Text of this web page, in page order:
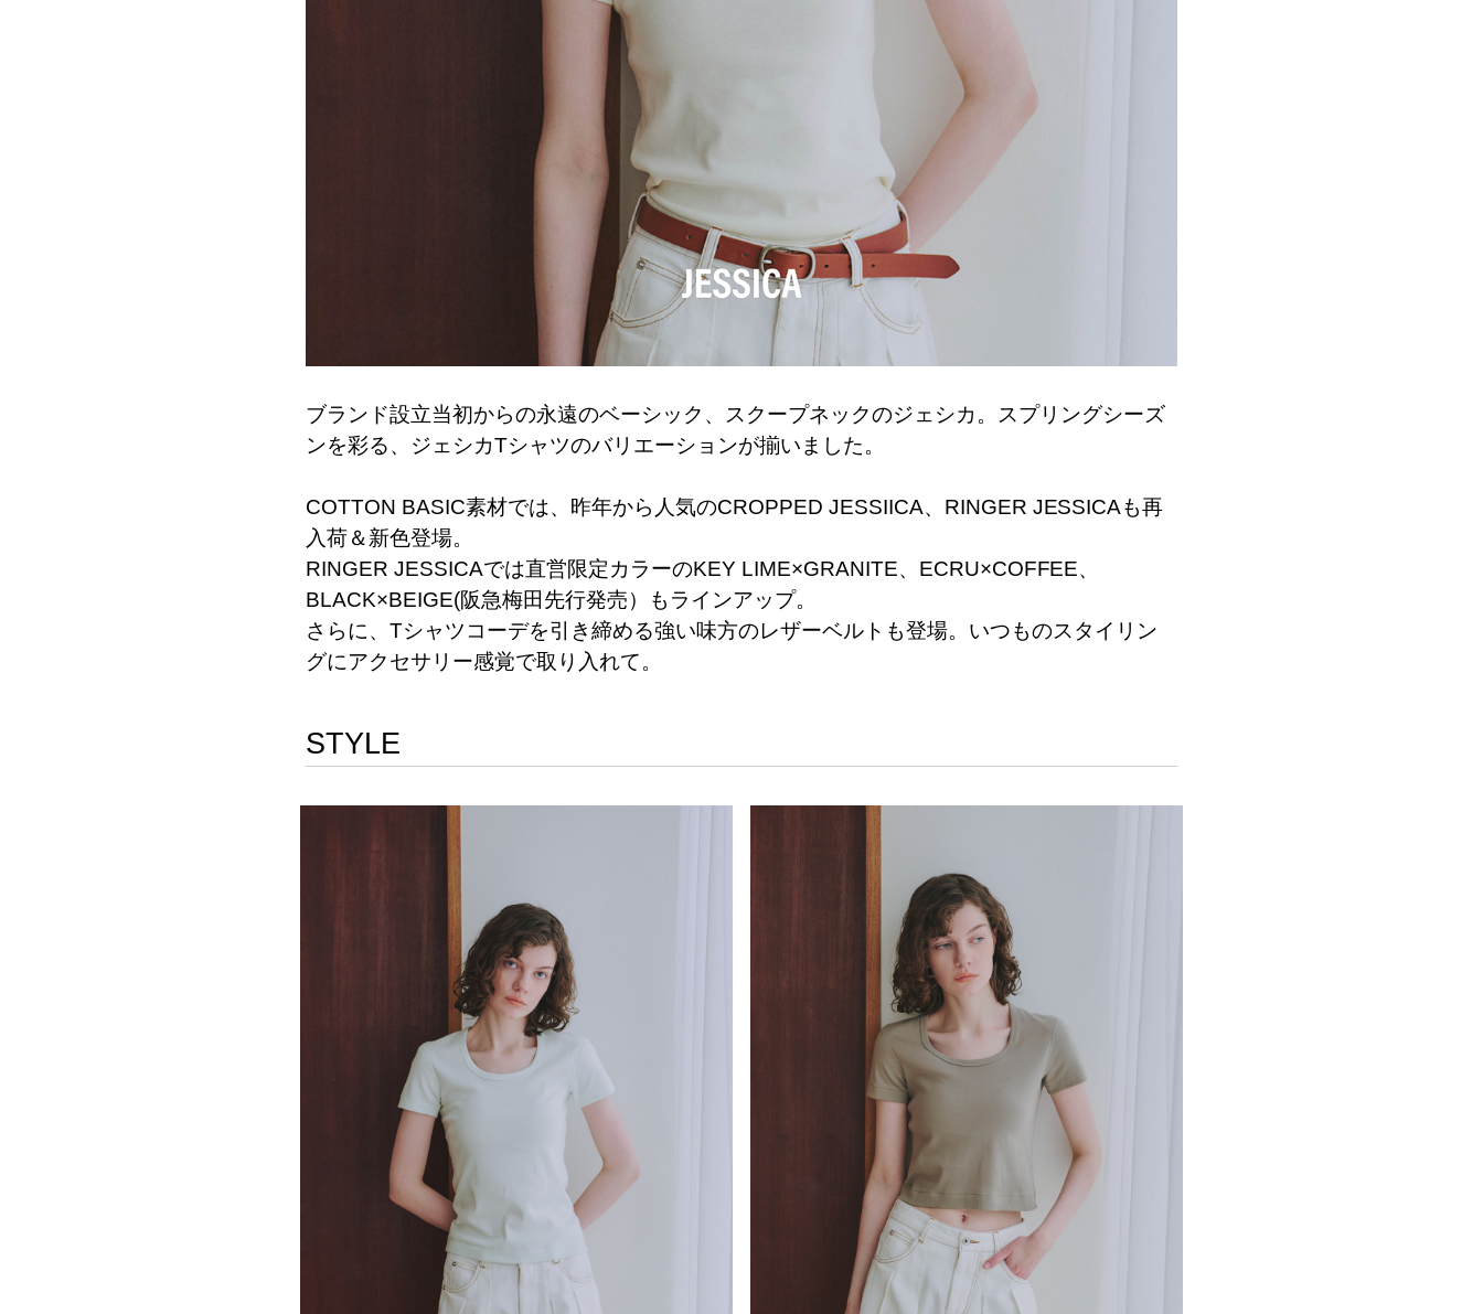
ブランド設立当初からの永遠のベーシック、スクープネックのジェシカ。スプリングシーズ
ンを彩る、ジェシカTシャツのバリエーションが揃いました。
COTTON BASIC素材では、昨年から人気のCROPPED JESSIICA、RINGER JESSICAも再
入荷＆新色登場。
RINGER JESSICAでは直営限定カラーのKEY LIME×GRANITE、ECRU×COFFEE、
BLACK×BEIGE(阪急梅田先行発売）もラインアップ。
さらに、Tシャツコーデを引き締める強い味方のレザーベルトも登場。いつものスタイリン
グにアクセサリー感覚で取り入れて。
STYLE